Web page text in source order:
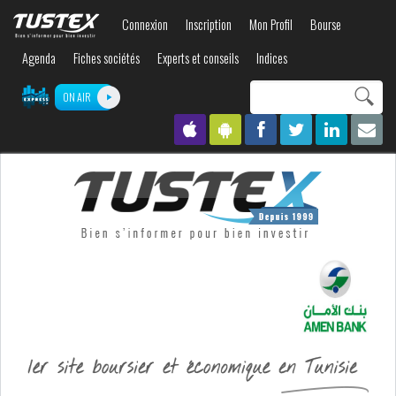
contenu
Connexion Inscription Mon Profil
Bourse
Agenda
Fiches sociétés Experts et conseils Indices
ON AIR
recherche